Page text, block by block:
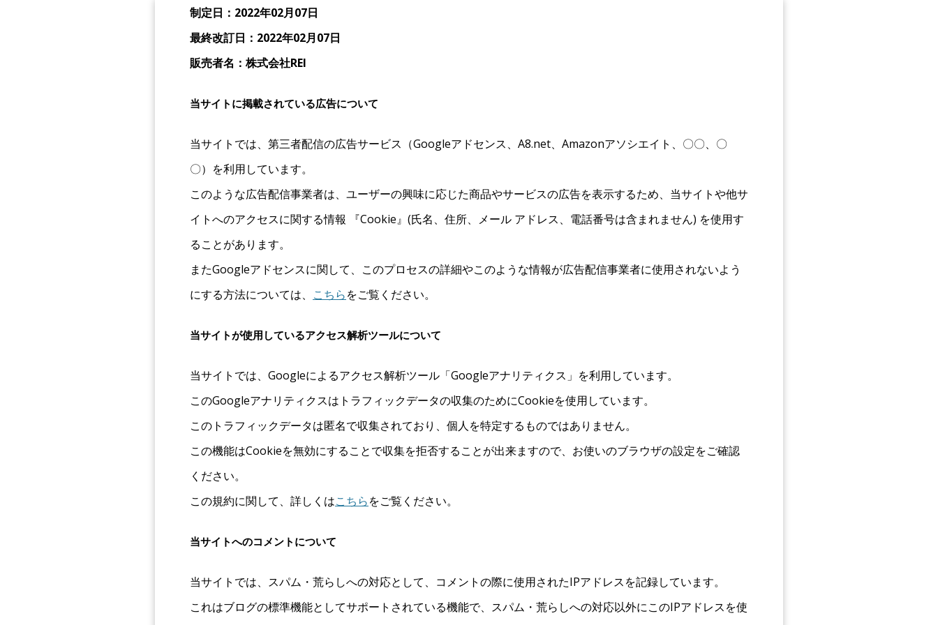
制定日：2022年02月07日
最終改訂日：2022年02月07日
販売者名：株式会社REI
当サイトに掲載されている広告について
当サイトでは、第三者配信の広告サービス（Googleアドセンス、A8.net、Amazonアソシエイト、〇〇、〇
〇）を利用しています。
このような広告配信事業者は、ユーザーの興味に応じた商品やサービスの広告を表示するため、当サイトや他サ
イトへのアクセスに関する情報 『Cookie』(氏名、住所、メール アドレス、電話番号は含まれません) を使用す
ることがあります。
またGoogleアドセンスに関して、このプロセスの詳細やこのような情報が広告配信事業者に使用されないよう
にする方法については、 こちらをご覧ください。
当サイトが使用しているアクセス解析ツールについて
当サイトでは、Googleによるアクセス解析ツール「Googleアナリティクス」を利用しています。
このGoogleアナリティクスはトラフィックデータの収集のためにCookieを使用しています。
このトラフィックデータは匿名で収集されており、個人を特定するものではありません。
この機能はCookieを無効にすることで収集を拒否することが出来ますので、お使いのブラウザの設定をご確認
ください。
この規約に関して、詳しくはこちらをご覧ください。
当サイトへのコメントについて
当サイトでは、スパム・荒らしへの対応として、コメントの際に使用されたIPアドレスを記録しています。
これはブログの標準機能としてサポートされている機能で、スパム・荒らしへの対応以外にこのIPアドレスを使